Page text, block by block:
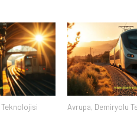
Avrupa, Demiryolu